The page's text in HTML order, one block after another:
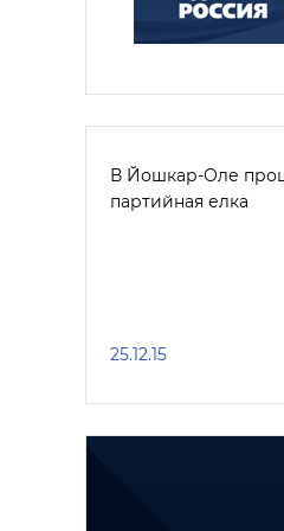
В Йошкар-Оле
партийная елка
25.12.15